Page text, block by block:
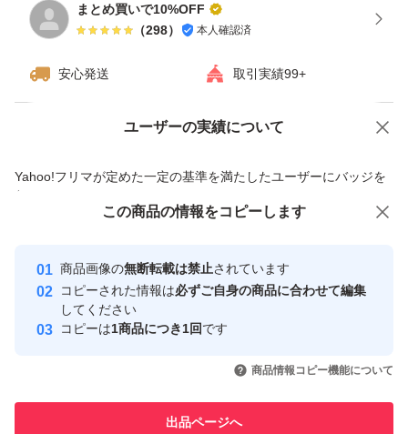
まとめ買いで10%OFF
（298） 本人確認済
安心発送 取引実績99+
ユーザーの実績について
Yahoo!フリマが定めた一定の基準を満たしたユーザーにバッジを
付与しています
安心取引出品者
心・安全なユーザーです
取引実績
引を完了させた実績があります
での取引実績があります
価格の相談 商品への質問
この商品の情報をコピーします
商品画像の無断転載は禁止されています
コピーされた情報は必ずご自身の商品に合わせて編集
してください
コピーは1商品につき1回です
商品情報コピー機能について
出品ページへ
この商品をみている人にオススメ